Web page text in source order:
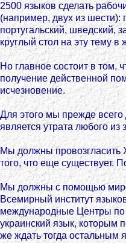
2500 языков сделать
(например, двух из шести):
португальский, шведский,
круглый стол на эту тему
Но главное состоит в том,
получение действенной
исчезновение.
Для этого мы прежде
является утрата любого
Мы должны провозгласить
того, что еще существует.
Мы должны с помощью
Всемирный институт
международные Центры по
украинский язык, которым
же ждать тогда остальным